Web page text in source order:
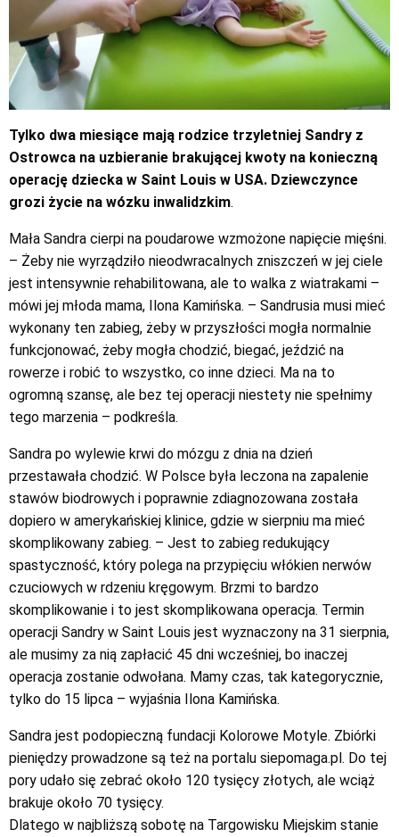
Tylko dwa miesiące mają rodzice trzyletniej Sandry z
Ostrowca na uzbieranie brakującej kwoty na konieczną
operację dziecka w Saint Louis w USA. Dziewczynce
grozi życie na wózku inwalidzkim.
Mała Sandra cierpi na poudarowe wzmożone napięcie mięśni.
– Żeby nie wyrządziło nieodwracalnych zniszczeń w jej ciele
jest intensywnie rehabilitowana, ale to walka z wiatrakami –
mówi jej młoda mama, Ilona Kamińska. – Sandrusia musi mieć
wykonany ten zabieg, żeby w przyszłości mogła normalnie
funkcjonować, żeby mogła chodzić, biegać, jeździć na
rowerze i robić to wszystko, co inne dzieci. Ma na to
ogromną szansę, ale bez tej operacji niestety nie spełnimy
tego marzenia – podkreśla.
Sandra po wylewie krwi do mózgu z dnia na dzień
przestawała chodzić. W Polsce była leczona na zapalenie
stawów biodrowych i poprawnie zdiagnozowana została
dopiero w amerykańskiej klinice, gdzie w sierpniu ma mieć
skomplikowany zabieg. – Jest to zabieg redukujący
spastyczność, który polega na przypięciu włókien nerwów
czuciowych w rdzeniu kręgowym. Brzmi to bardzo
skomplikowanie i to jest skomplikowana operacja. Termin
operacji Sandry w Saint Louis jest wyznaczony na 31 sierpnia,
ale musimy za nią zapłacić 45 dni wcześniej, bo inaczej
operacja zostanie odwołana. Mamy czas, tak kategorycznie,
tylko do 15 lipca – wyjaśnia Ilona Kamińska.
Sandra jest podopieczną fundacji Kolorowe Motyle. Zbiórki
pieniędzy prowadzone są też na portalu siepomaga.pl. Do tej
pory udało się zebrać około 120 tysięcy złotych, ale wciąż
brakuje około 70 tysięcy.
Dlatego w najbliższą sobotę na Targowisku Miejskim stanie